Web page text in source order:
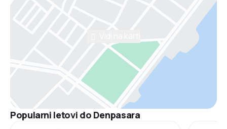
Popularni letovi do Denpasara